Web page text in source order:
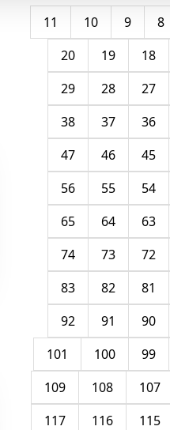
8
9
10
11
18
19
20
27
28
29
36
37
38
45
46
47
54
55
56
63
64
65
72
73
74
81
82
83
90
91
92
99
100
101
107
108
109
115
116
117